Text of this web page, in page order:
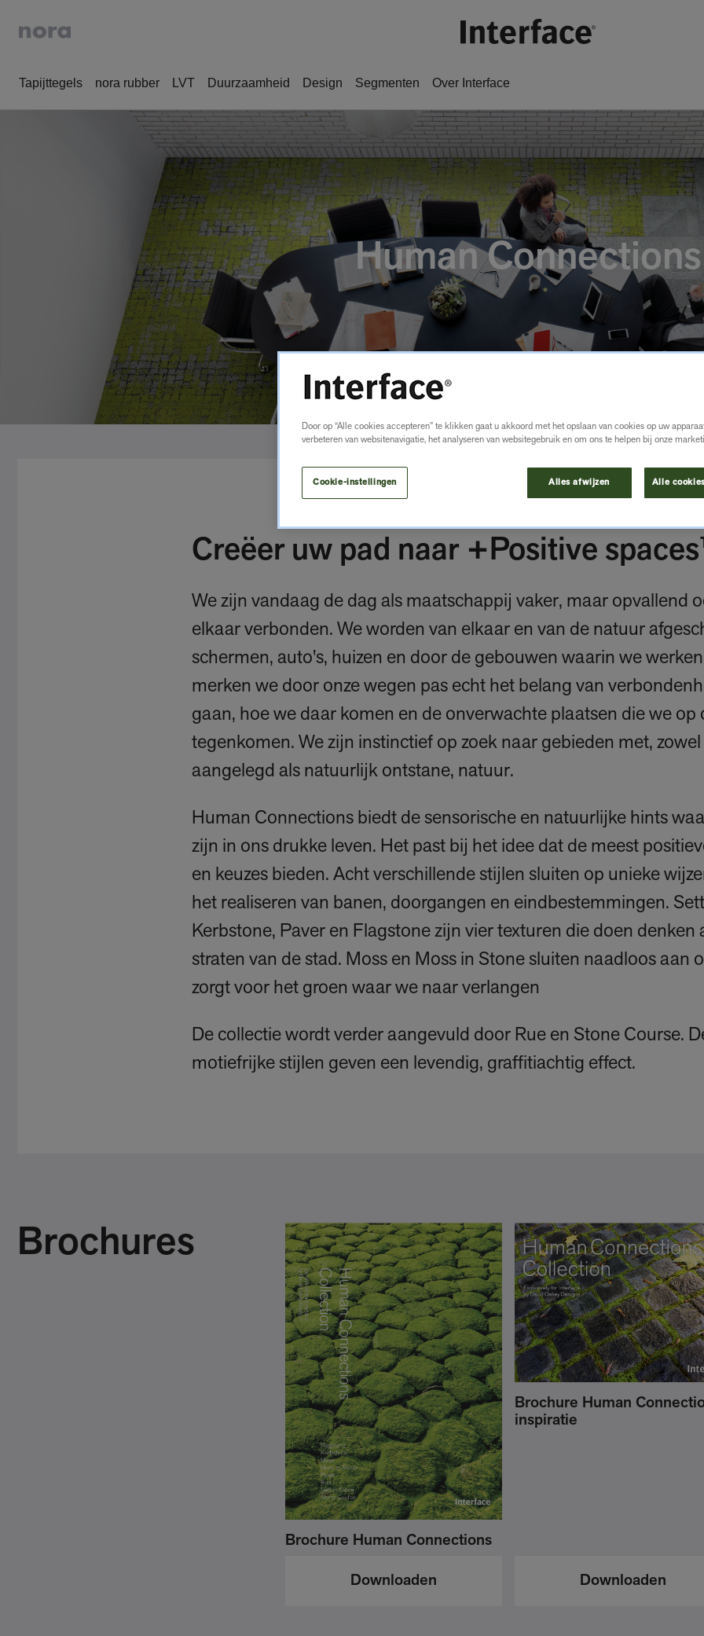
Tapijttegels nora rubber LVT Duurzaamheid Design Segmenten Over Interface​
Human Connections
Creëer uw pad naar +Positive
We zijn vandaag de dag als maatschappij vaker, maar opvallend
elkaar verbonden. We worden van elkaar en van de natuur
schermen, auto's, huizen en door de gebouwen waarin we
merken we door onze wegen pas echt het belang van
gaan, hoe we daar komen en de onverwachte plaatsen die we op
tegenkomen. We zijn instinctief op zoek naar gebieden met,
aangelegd als natuurlijk ontstane, natuur.
Human Connections biedt de sensorische en natuurlijke hints
zijn in ons drukke leven. Het past bij het idee dat de meest
en keuzes bieden. Acht verschillende stijlen sluiten op unieke
het realiseren van banen, doorgangen en eindbestemmingen.
Kerbstone, Paver en Flagstone zijn vier texturen die doen
straten van de stad. Moss en Moss in Stone sluiten naadloos aan
zorgt voor het groen waar we naar verlangen
De collectie wordt verder aangevuld door Rue en Stone Course.
motiefrijke stijlen geven een levendig, graffitiachtig effect.
Brochures
Brochure Human Connections
Downloaden
Brochure Human
inspiratie
Downloaden
Door op “Alle cookies accepteren” te klikken gaat u akkoord met het opslaan van cookies op uw
verbeteren van websitenavigatie, het analyseren van websitegebruik en om ons te helpen bij onze
Cookie-instellingen Alles afwijzen Alle